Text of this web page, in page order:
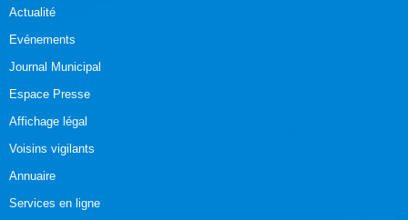
Actualité
Evénements
Journal Municipal
Espace Presse
Affichage légal
Voisins vigilants
Annuaire
Services en ligne